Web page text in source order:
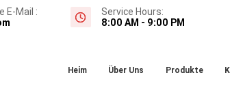
E-Mail :
Service Hours:
8:00 AM - 9:00 PM
Heim Über Uns Produkte